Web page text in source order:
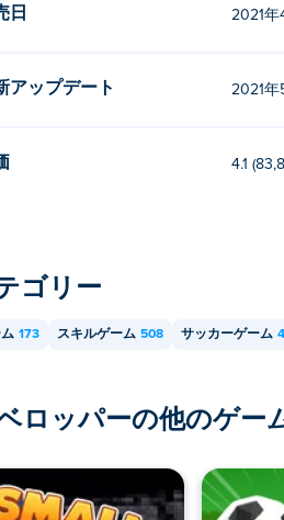
日 2021年
新アップデート 2021年
4.1
ゴリー
173 スキルゲーム 508 サッカーゲーム
ロッパーの他のゲー